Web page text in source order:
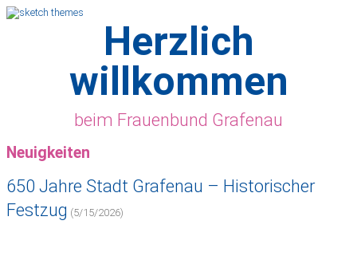
Herzlich
willkommen
beim Frauenbund Grafenau
Neuigkeiten
650 Jahre Stadt Grafenau – Historischer
Festzug (5/15/2026)